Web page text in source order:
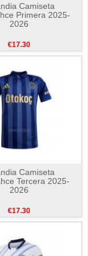
Camiseta
Primera 2025-
2026
€17.30
Camiseta
Tercera 2025-
2026
€17.30